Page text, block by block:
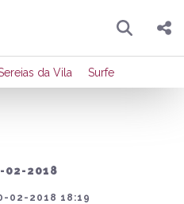
Pesquisar
Compartilhar
da Vila Surfe
02-2018
02-2018 18:19